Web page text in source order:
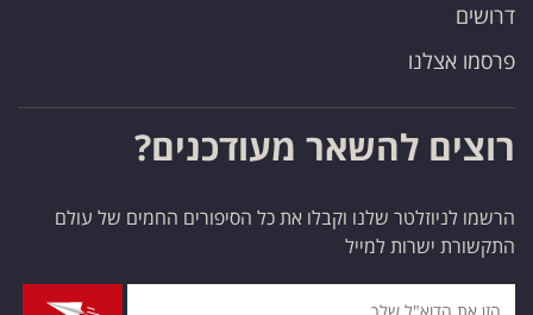
דרושים
פרסמו אצלנו
רוצים להשאר מעודכנים?
הרשמו לניוזלטר שלנו וקבלו את כל הסיפורים החמים של עולם
התקשורת ישרות למייל